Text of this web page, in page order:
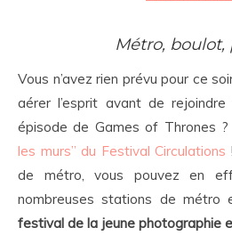
Métro, boulot,
Vous n’avez rien prévu pour ce
aérer l’esprit avant de
épisode de Games of Thrones ?
les murs” du Festival Circulations
de métro, vous pouvez en
nombreuses stations de métro
festival de la jeune photographie